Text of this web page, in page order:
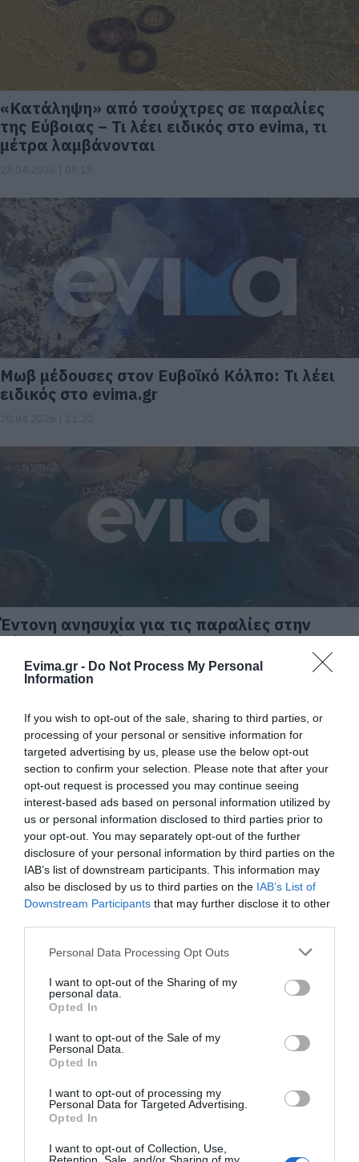
Evima.gr - Do Not Process My Personal
Information
If you wish to opt-out of the sale, sharing to third parties, or
processing of your personal or sensitive information for
targeted advertising by us, please use the below opt-out
section to confirm your selection. Please note that after your
opt-out request is processed you may continue seeing
interest-based ads based on personal information utilized by
us or personal information disclosed to third parties prior to
your opt-out. You may separately opt-out of the further
disclosure of your personal information by third parties on the
IAB’s list of downstream participants. This information may
also be disclosed by us to third parties on the IAB’s List of
Downstream Participants that may further disclose it to other
Please note that this website/app uses one or more Google
not limited to your visit or usage behaviour. You may click to
grant or deny consent to Google and its third-party tags to
use your data for below specified purposes in below Google
consent section.
Personal Data Processing Opt Outs
I want to opt-out of the Sharing of my
personal data.
Opted In
I want to opt-out of the Sale of my
Personal Data.
Opted In
I want to opt-out of processing my
Personal Data for Targeted Advertising.
Opted In
I want to opt-out of Collection, Use,
«Κατάληψη» από τσούχτρες σε παραλίες
της Εύβοιας – Τι λέει ειδικός στο evima, τι
μέτρα λαμβάνονται
Μωβ μέδουσες στον Ευβοϊκό Κόλπο: Τι λέει
ειδικός στο evima.gr
Έντονη ανησυχία για τις παραλίες στην
Εύβοια: Τι θα γίνει φέτος με τις μέδουσες
09.03.2026 | 13:15
Μυστήριο με πορτοκαλί χρώμα σε θάλασσες
της Εύβοιας (pics&vid)
Το σπάνιο ζωάκι που ζει στην Εύβοια και
βρίσκεται μέσα στο νερό